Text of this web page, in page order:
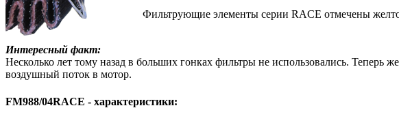
Фильтрующие элементы серии RACE отмечены
Интересный факт:
Несколько лет тому назад в больших гонках фильтры не использовались. Теперь
воздушный поток в мотор.
FM988/04RACE - характеристики: